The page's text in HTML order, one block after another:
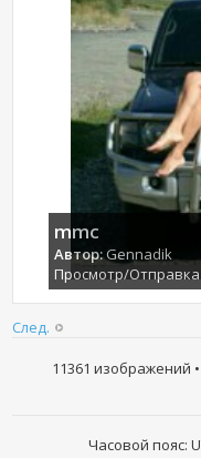
mmc
Автор:Gennadik
Просмотр/
След.
11361 изображений •
Часовой пояс: